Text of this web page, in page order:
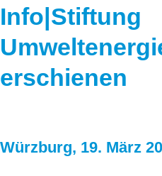
Genehmigungen
Grundsatzfragen
Märkte
Sektorenkopplung
Blog
Karriere
Über uns
Team
Info|Stiftung
erschienen
Würzburg, 19. März